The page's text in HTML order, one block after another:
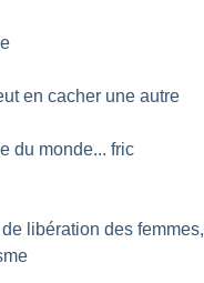
en cacher une autre
du monde... fric
libération des femmes,